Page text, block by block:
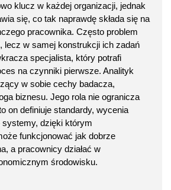
klucz w każdej organizacji, jednak
się, co tak naprawdę składa się na
pracownika. Często problem
lecz w samej konstrukcji ich zadań
specjalista, który potrafi
na czynniki pierwsze. Analityk
w sobie cechy badacza,
biznesu. Jego rola nie ogranicza
on definiuje standardy, wycenia
systemy, dzięki którym
funkcjonować jak dobrze
a pracownicy działać w
środowisku.